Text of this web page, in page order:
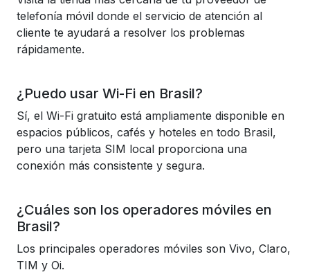
telefonía móvil donde el servicio de atención al
cliente te ayudará a resolver los problemas
rápidamente.
¿Puedo usar Wi-Fi en Brasil?
Sí, el Wi-Fi gratuito está ampliamente disponible en
espacios públicos, cafés y hoteles en todo Brasil,
pero una tarjeta SIM local proporciona una
conexión más consistente y segura.
¿Cuáles son los operadores móviles en
Brasil?
Los principales operadores móviles son Vivo, Claro,
TIM y Oi.